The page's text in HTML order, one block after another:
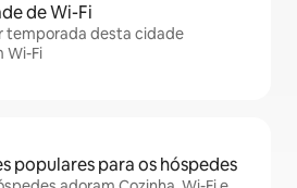
de Wi-Fi
temporada desta cidade
Wi-Fi
populares para os hóspedes